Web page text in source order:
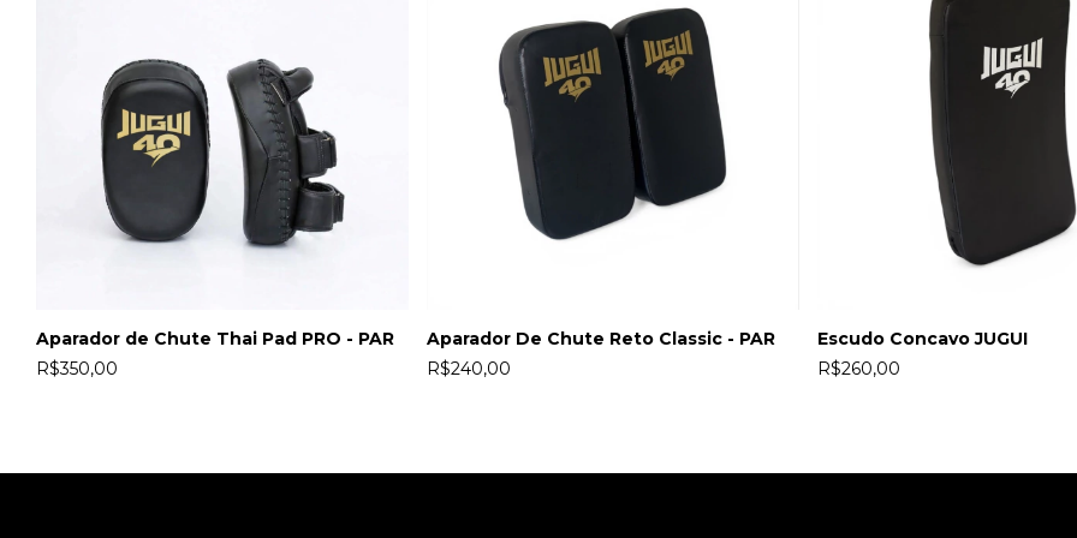
Aparador de Chute Thai Pad PRO - PAR
R$350,00
Aparador De Chute Reto Classic - PAR
R$240,00
Escudo Concavo JUGUI
R$260,00